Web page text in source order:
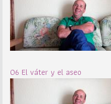
06 El váter y el aseo